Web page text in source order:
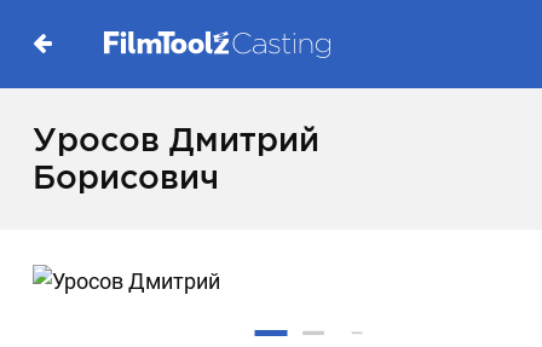
Уросов Дмитрий
Борисович